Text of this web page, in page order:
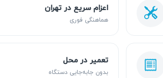
اعزام سریع در تهران
هماهنگی فوری
تعمیر در محل
بدون جابه‌جایی دستگاه